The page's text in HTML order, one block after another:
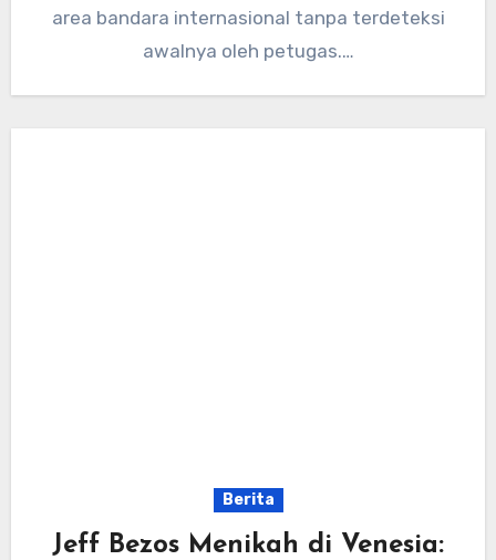
area bandara internasional tanpa terdeteksi
awalnya oleh petugas.…
Berita
Jeff Bezos Menikah di Venesia: